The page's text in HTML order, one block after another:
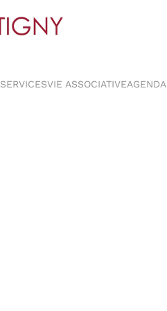
SERVICESVIE ASSOCIATIVEAGENDA